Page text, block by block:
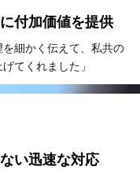
付加価値を提供
を細かく伝えて、私共の
てくれました」
い​迅速な対応